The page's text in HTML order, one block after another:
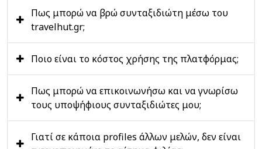
Πως μπορώ να βρώ συνταξιδιώτη μέσω του
travelhut.gr;
Ποιο είναι το κόστος χρήσης της πλατφόρμας;
Πως μπορώ να επικοινωνήσω και να γνωρίσω
τους υποψήφιους συνταξιδιώτες μου;
Γιατί σε κάποια profiles άλλων μελών, δεν είναι